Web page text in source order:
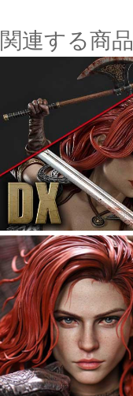
関連する商品